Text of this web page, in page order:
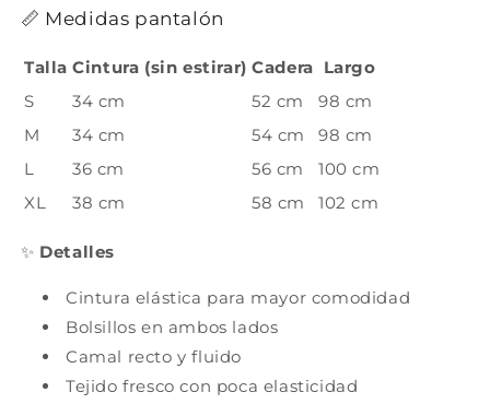
📏 Medidas pantalón
Talla Cintura (sin estirar) Cadera Largo
S
34 cm 52 cm
98 cm
M
34 cm 54 cm
98 cm
L
36 cm 56 cm
100 cm
XL
38 cm 58 cm 102 cm
✨ Detalles
Cintura elástica para mayor comodidad
Bolsillos en ambos lados
Camal recto y fluido
Tejido fresco con poca elasticidad